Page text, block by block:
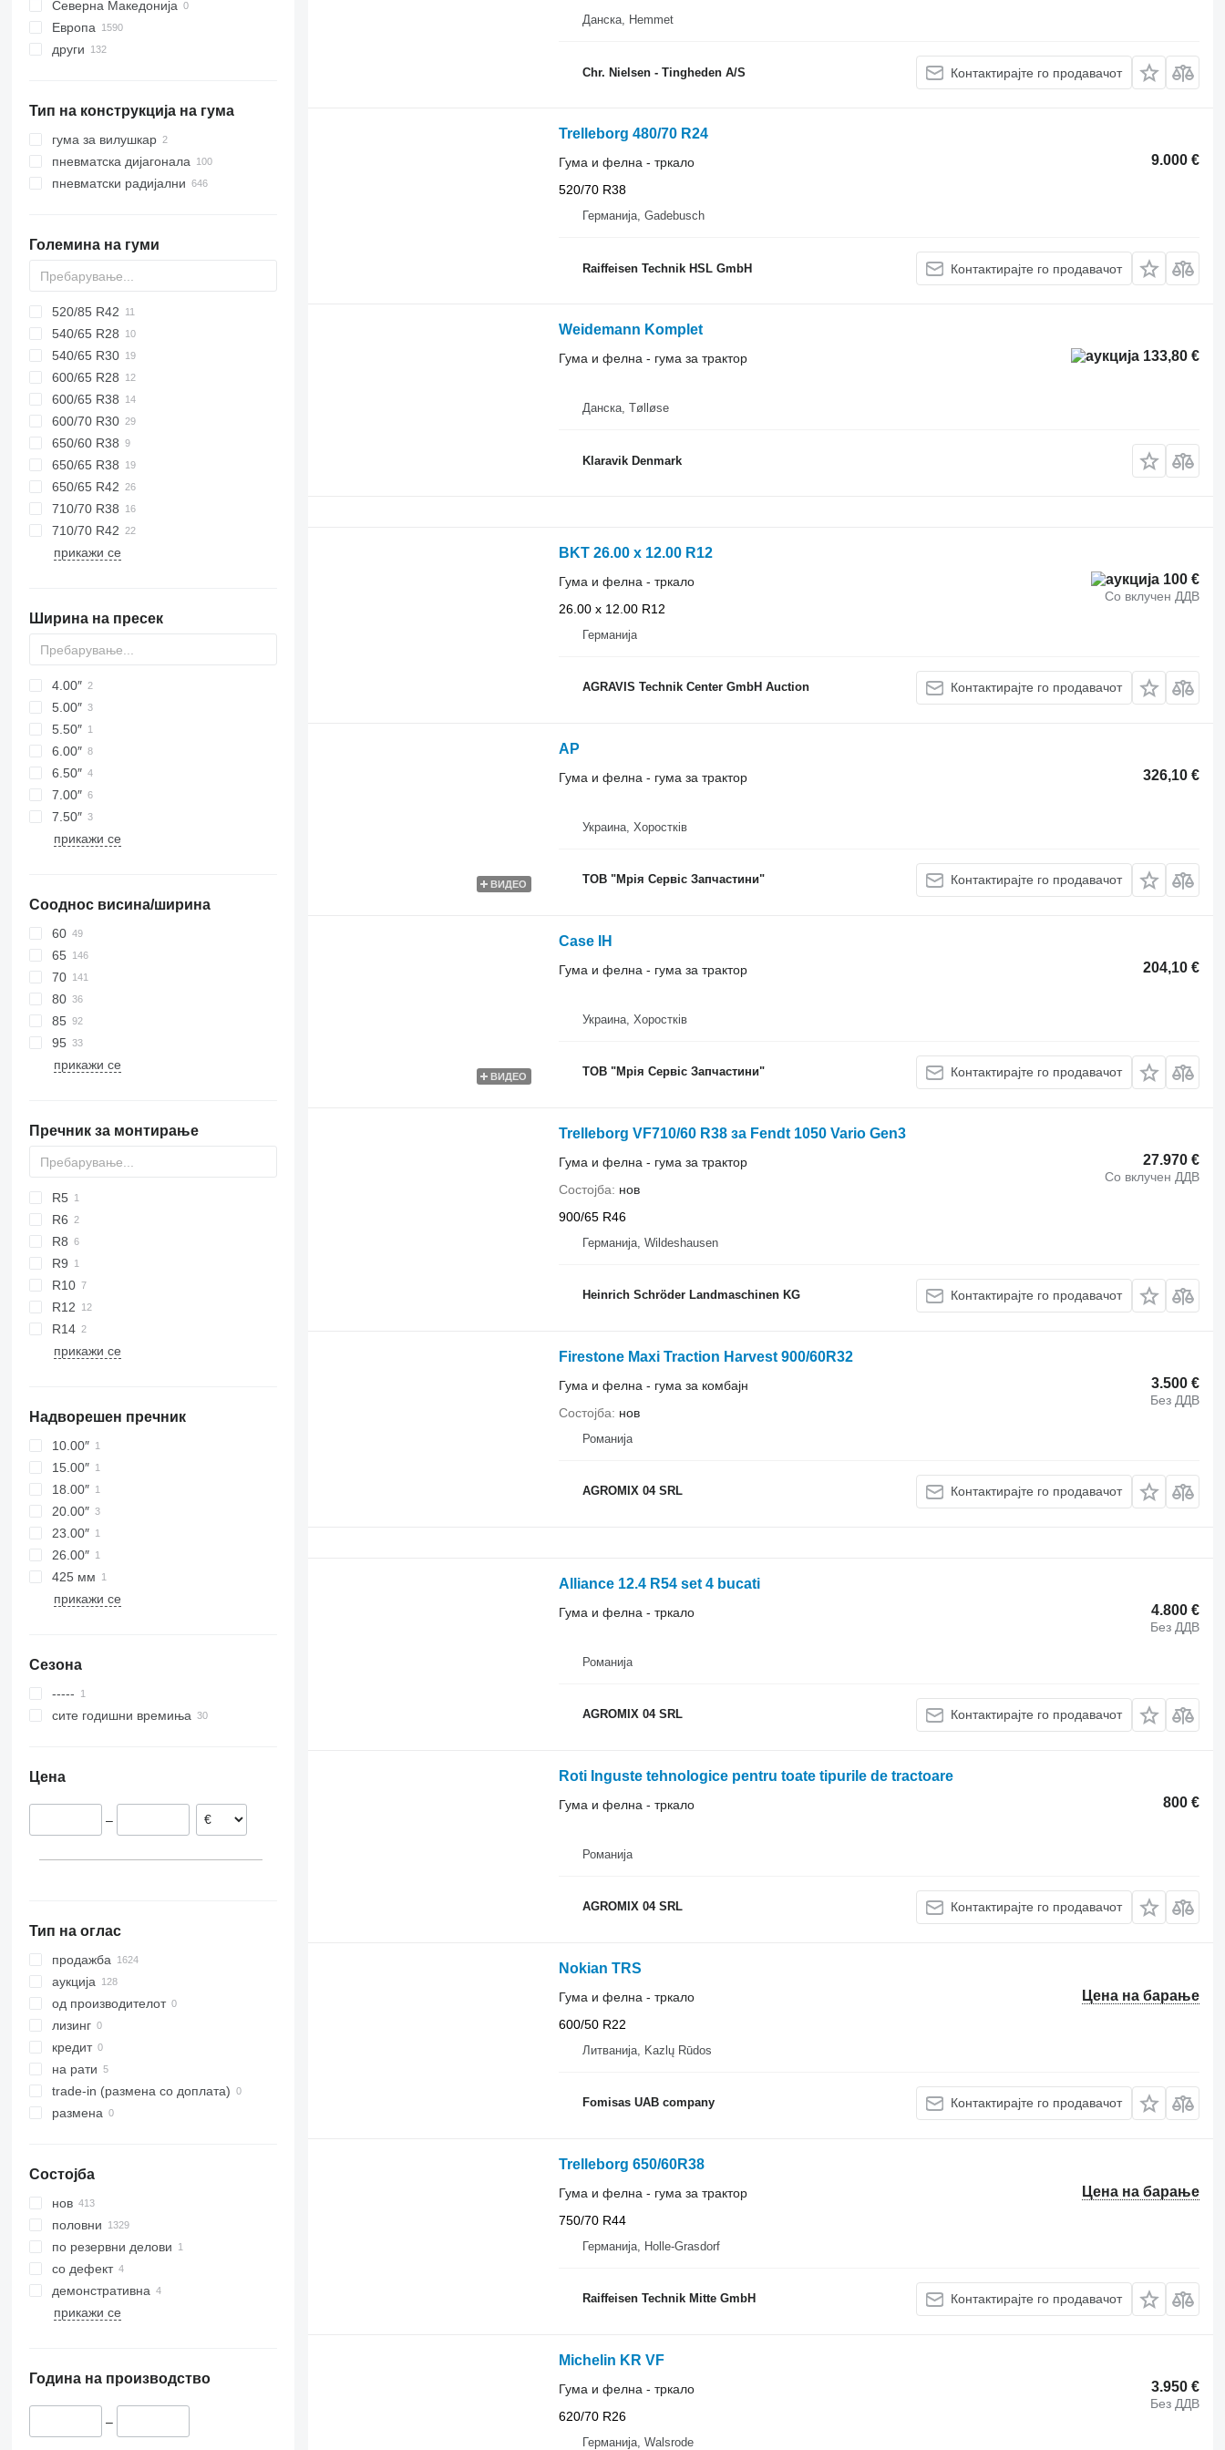
7710
8210
8340
Северна Македонија
Европа
Германија
Холандија
Ирска
Литванија
Норвешка
други
Тип на конструкција на гума
гума за вилушкар
пневматска дијагонала
пневматски радијални
Големина на гуми
520/85 R42
540/65 R28
540/65 R30
600/65 R28
600/65 R38
600/70 R30
650/60 R38
650/65 R38
650/65 R42
710/70 R38
710/70 R42
прикажи се
Ширина на пресек
4.00″
5.00″
5.50″
6.00″
6.50″
7.00″
7.50″
прикажи се
Сооднос висина/ширина
60
65
70
80
85
95
прикажи се
Пречник за монтирање
R5
R6
R8
R9
R10
R12
R14
прикажи се
Надворешен пречник
10.00″
15.00″
18.00″
20.00″
23.00″
26.00″
425 мм
прикажи се
Сезона
-----
сите годишни времиња
Цена
–
Тип на оглас
продажба
аукција
од производителот
лизинг
кредит
на рати
trade-in (размена со доплата)
размена
Состојба
нов
половни
по резервни делови
со дефект
демонстративна
прикажи се
Година на производство
–
Данска, Hemmet
Chr. Nielsen - Tingheden A/S Контактирајте го продавачот
Trelleborg 480/70 R24
9.000 €
Гума и фелна - тркало
520/70 R38
Германија, Gadebusch
Raiffeisen Technik HSL GmbH Контактирајте го продавачот
Weidemann Komplet
133,80 €
Гума и фелна - гума за трактор
Данска, Tølløse
Klaravik Denmark
BKT 26.00 x 12.00 R12
100 €
Со вклучен ДДВ
Гума и фелна - тркало
26.00 x 12.00 R12
Германија
AGRAVIS Technik Center GmbH Auction Контактирајте го продавачот
ВИДЕО
AP
326,10 €
Гума и фелна - гума за трактор
Украина, Хоростків
ТОВ "Мрія Сервіс Запчастини" Контактирајте го продавачот
ВИДЕО
Case IH
204,10 €
Гума и фелна - гума за трактор
Украина, Хоростків
ТОВ "Мрія Сервіс Запчастини" Контактирајте го продавачот
Trelleborg VF710/60 R38 за Fendt 1050 Vario Gen3
27.970 €
Со вклучен ДДВ
Гума и фелна - гума за трактор
Состојба
нов
900/65 R46
Германија, Wildeshausen
Heinrich Schröder Landmaschinen KG Контактирајте го продавачот
Firestone Maxi Traction Harvest 900/60R32
3.500 €
Без ДДВ
Гума и фелна - гума за комбајн
Состојба
нов
Романија
AGROMIX 04 SRL Контактирајте го продавачот
Alliance 12.4 R54 set 4 bucati
4.800 €
Без ДДВ
Гума и фелна - тркало
Романија
AGROMIX 04 SRL Контактирајте го продавачот
Roti Inguste tehnologice pentru toate tipurile de tractoare
800 €
Гума и фелна - тркало
Романија
AGROMIX 04 SRL Контактирајте го продавачот
Nokian TRS
Цена на барање
Гума и фелна - тркало
600/50 R22
Литванија, Kazlų Rūdos
Fomisas UAB company Контактирајте го продавачот
Trelleborg 650/60R38
Цена на барање
Гума и фелна - гума за трактор
750/70 R44
Германија, Holle-Grasdorf
Raiffeisen Technik Mitte GmbH Контактирајте го продавачот
Michelin KR VF
3.950 €
Без ДДВ
Гума и фелна - тркало
620/70 R26
Германија, Walsrode